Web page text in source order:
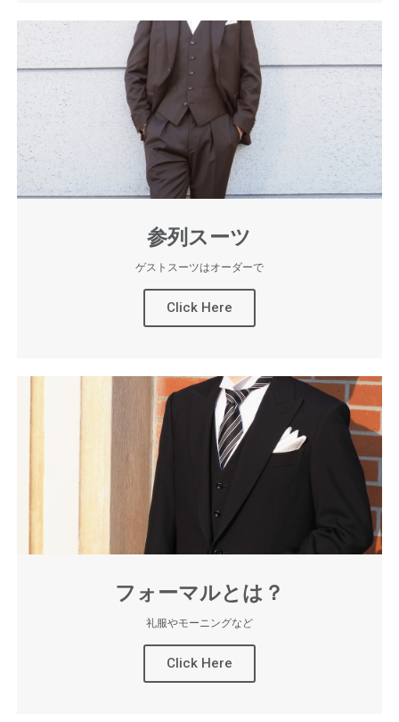
参列スーツ
ゲストスーツはオーダーで
Click Here
フォーマルとは？
礼服やモーニングなど
Click Here